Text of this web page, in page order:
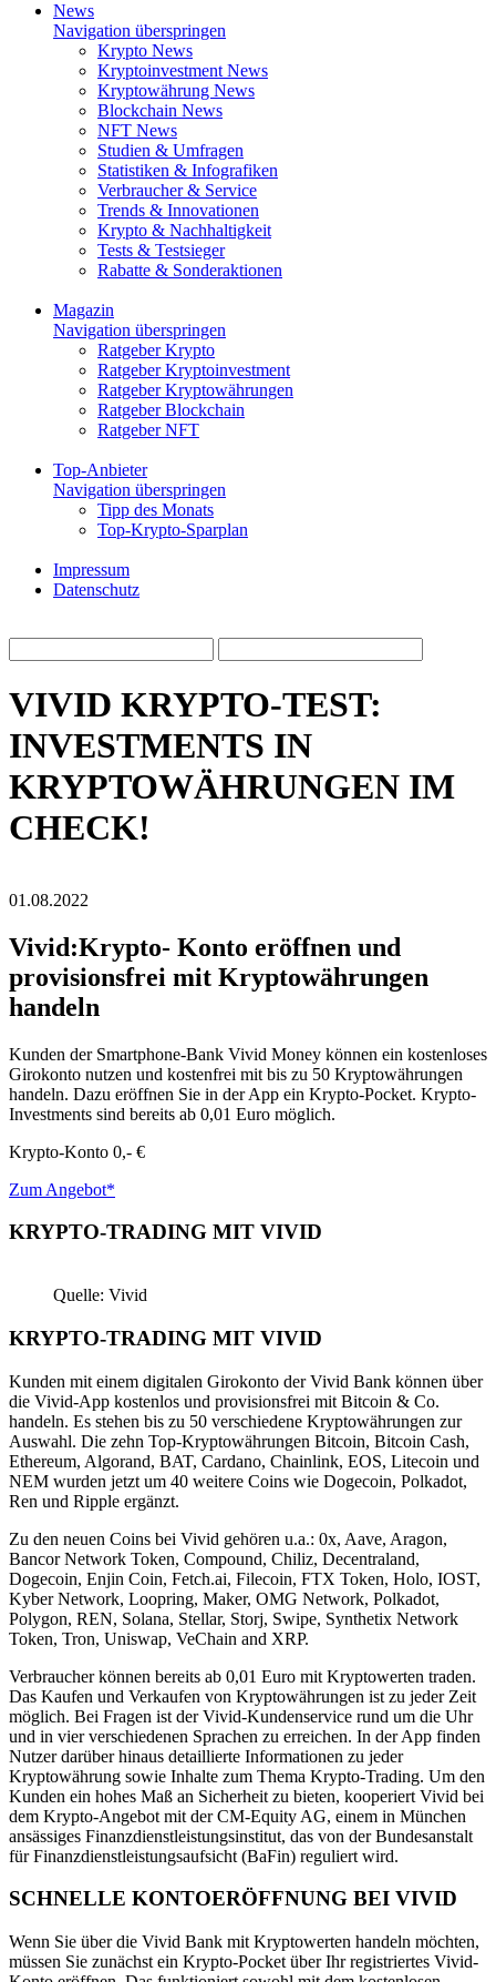
News
Navigation überspringen
Krypto News
Kryptoinvestment News
Kryptowährung News
Blockchain News
NFT News
Studien & Umfragen
Statistiken & Infografiken
Verbraucher & Service
Trends & Innovationen
Krypto & Nachhaltigkeit
Tests & Testsieger
Rabatte & Sonderaktionen
Magazin
Navigation überspringen
Ratgeber Krypto
Ratgeber Kryptoinvestment
Ratgeber Kryptowährungen
Ratgeber Blockchain
Ratgeber NFT
Top-Anbieter
Navigation überspringen
Tipp des Monats
Top-Krypto-Sparplan
Impressum
Datenschutz
VIVID KRYPTO-TEST:
INVESTMENTS IN
KRYPTOWÄHRUNGEN IM
CHECK!
01.08.2022
Vivid:Krypto- Konto eröffnen und
provisionsfrei mit Kryptowährungen
handeln
Kunden der Smartphone-Bank Vivid Money können ein kostenloses
Girokonto nutzen und kostenfrei mit bis zu 50 Kryptowährungen
handeln. Dazu eröffnen Sie in der App ein Krypto-Pocket. Krypto-
Investments sind bereits ab 0,01 Euro möglich.
Krypto-Konto 0,- €
Zum Angebot*
KRYPTO-TRADING MIT VIVID
Quelle: Vivid
KRYPTO-TRADING MIT VIVID
Kunden mit einem digitalen Girokonto der Vivid Bank können über
die Vivid-App kostenlos und provisionsfrei mit Bitcoin & Co.
handeln. Es stehen bis zu 50 verschiedene Kryptowährungen zur
Auswahl. Die zehn Top-Kryptowährungen Bitcoin, Bitcoin Cash,
Ethereum, Algorand, BAT, Cardano, Chainlink, EOS, Litecoin und
NEM wurden jetzt um 40 weitere Coins wie Dogecoin, Polkadot,
Ren und Ripple ergänzt.
Zu den neuen Coins bei Vivid gehören u.a.: 0x, Aave, Aragon,
Bancor Network Token, Compound, Chiliz, Decentraland,
Dogecoin, Enjin Coin, Fetch.ai, Filecoin, FTX Token, Holo, IOST,
Kyber Network, Loopring, Maker, OMG Network, Polkadot,
Polygon, REN, Solana, Stellar, Storj, Swipe, Synthetix Network
Token, Tron, Uniswap, VeChain and XRP.
Verbraucher können bereits ab 0,01 Euro mit Kryptowerten traden.
Das Kaufen und Verkaufen von Kryptowährungen ist zu jeder Zeit
möglich. Bei Fragen ist der Vivid-Kundenservice rund um die Uhr
und in vier verschiedenen Sprachen zu erreichen. In der App finden
Nutzer darüber hinaus detaillierte Informationen zu jeder
Kryptowährung sowie Inhalte zum Thema Krypto-Trading. Um den
Kunden ein hohes Maß an Sicherheit zu bieten, kooperiert Vivid bei
dem Krypto-Angebot mit der CM-Equity AG, einem in München
ansässiges Finanzdienstleistungsinstitut, das von der Bundesanstalt
für Finanzdienstleistungsaufsicht (BaFin) reguliert wird.
SCHNELLE KONTOERÖFFNUNG BEI VIVID
Wenn Sie über die Vivid Bank mit Kryptowerten handeln möchten,
müssen Sie zunächst ein Krypto-Pocket über Ihr registriertes Vivid-